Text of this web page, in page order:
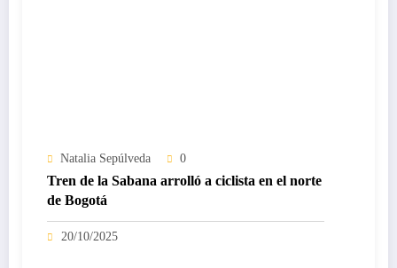
Natalia Sepúlveda 0
Tren de la Sabana arrolló a ciclista en el norte
de Bogotá
20/10/2025